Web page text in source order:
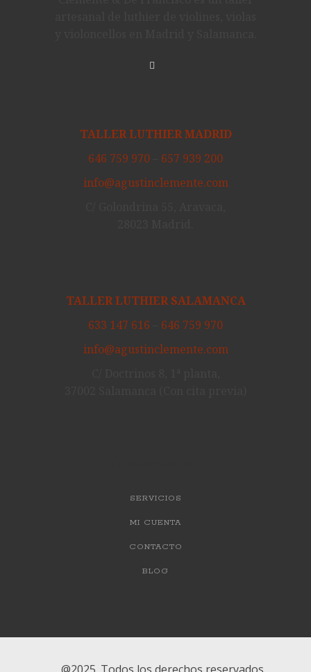
TALLER LUTHIER MADRID
646 759 970
657 939 200
info@agustinclemente.com
TALLER LUTHIER SALAMANCA
633 147 616
646 759 970
info@agustinclemente.com
SERVICIOS
MI CUENTA
CONTACTO
BLOG